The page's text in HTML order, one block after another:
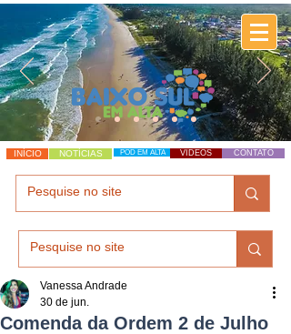
INÍCIO NOTÍCIAS POD EM ALTA VÍDEOS CONTATO
Comenda da Ordem 2 de Julho
Vanessa Andrade
30 de jun.